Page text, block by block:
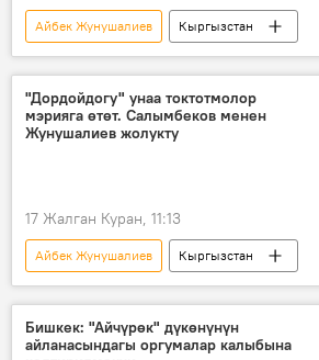
Айбек Жунушалиев
Кыргызстан
Бишкек
ипотека
жолугушуу
арыз
"Дордойдогу" унаа токтотмолор
мэрияга өтөт. Салымбеков менен
Жунушалиев жолукту
17 Жалган Куран, 11:13
Айбек Жунушалиев
Кыргызстан
Бишкек
"Дордой" базары
соодагер
Аскар Салымбеков
инфраструктура
Бишкек: "Айчүрөк" дүкөнүнүн
айланасындагы оргумалар калыбына